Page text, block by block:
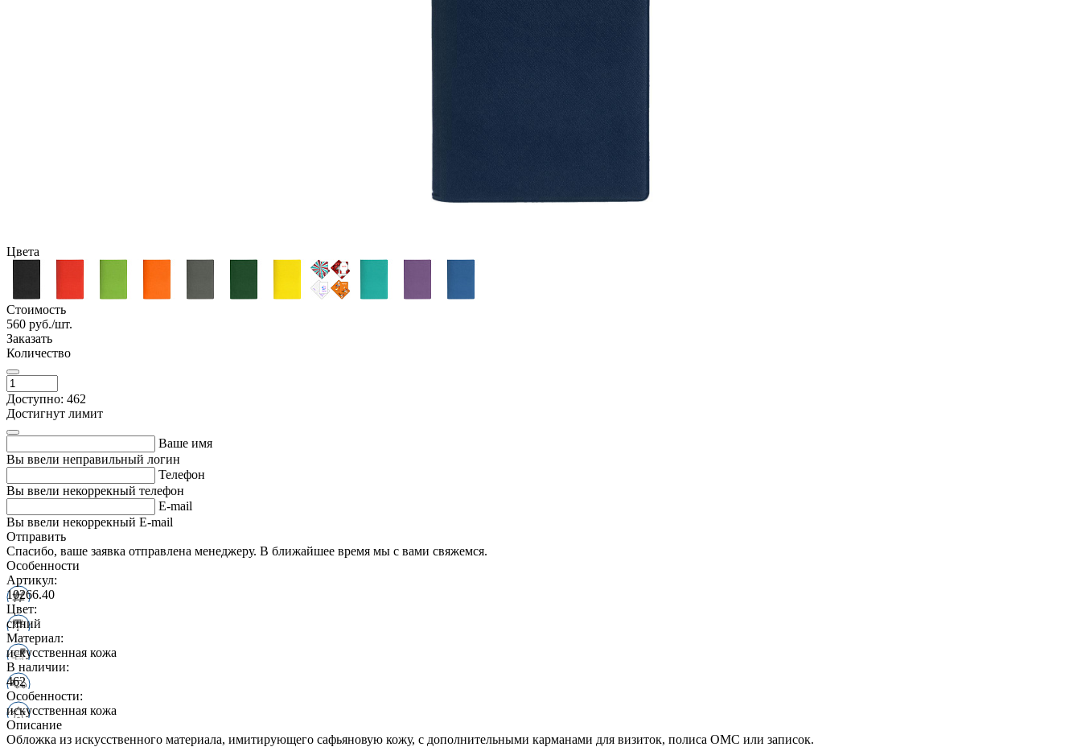
Цвета
Стоимость
560 руб./шт.
Заказать
Количество
Доступно: 462
Достигнут лимит
Ваше имя
Вы ввели неправильный логин
Телефон
Вы ввели некоррекный телефон
E-mail
Вы ввели некоррекный E-mail
Отправить
Спасибо, ваше заявка отправлена менеджеру. В ближайшее время мы с вами свяжемся.
Особенности
Артикул:
10266.40
Цвет:
синий
Материал:
искусственная кожа
В наличии:
462
Особенности:
искусственная кожа
Описание
Обложка из искусственного материала, имитирующего сафьяновую кожу, с дополнительными карманами для визиток, полиса ОМС или записок.